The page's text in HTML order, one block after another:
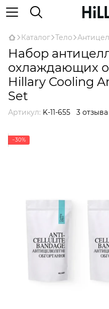
Каталог Тело
Набор
охлаждающих
Hillary Cooling
Set
Артикул: K-11-655 3 отзыва
−30%